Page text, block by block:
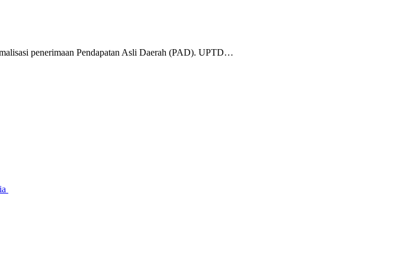
penerimaan Pendapatan Asli Daerah (PAD). UPTD…